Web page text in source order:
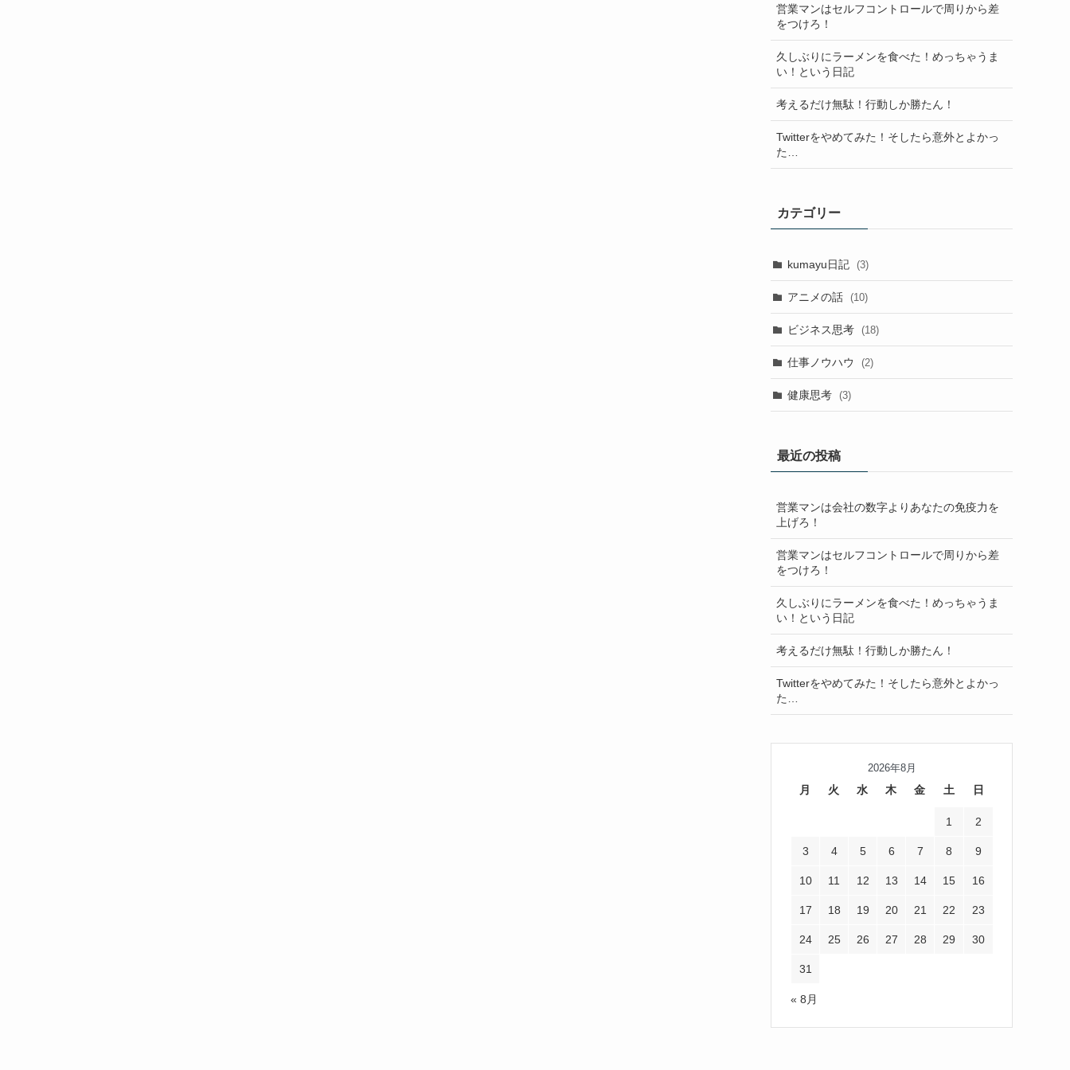
営業マンはセルフコントロールで周りから差
をつけろ！
久しぶりにラーメンを食べた！めっちゃうま
い！という日記
考えるだけ無駄！行動しか勝たん！
Twitterをやめてみた！そしたら意外とよかっ
た…
カテゴリー
kumayu日記 (3)
アニメの話 (10)
ビジネス思考 (18)
仕事ノウハウ (2)
健康思考 (3)
最近の投稿
営業マンは会社の数字よりあなたの免疫力を
上げろ！
営業マンはセルフコントロールで周りから差
をつけろ！
久しぶりにラーメンを食べた！めっちゃうま
い！という日記
考えるだけ無駄！行動しか勝たん！
Twitterをやめてみた！そしたら意外とよかっ
た…
2026年8月
月 火 水 木 金 土 日
1 2
3 4 5 6 7 8 9
10 11 12 13 14 15 16
17 18 19 20 21 22 23
24 25 26 27 28 29 30
31
« 8月